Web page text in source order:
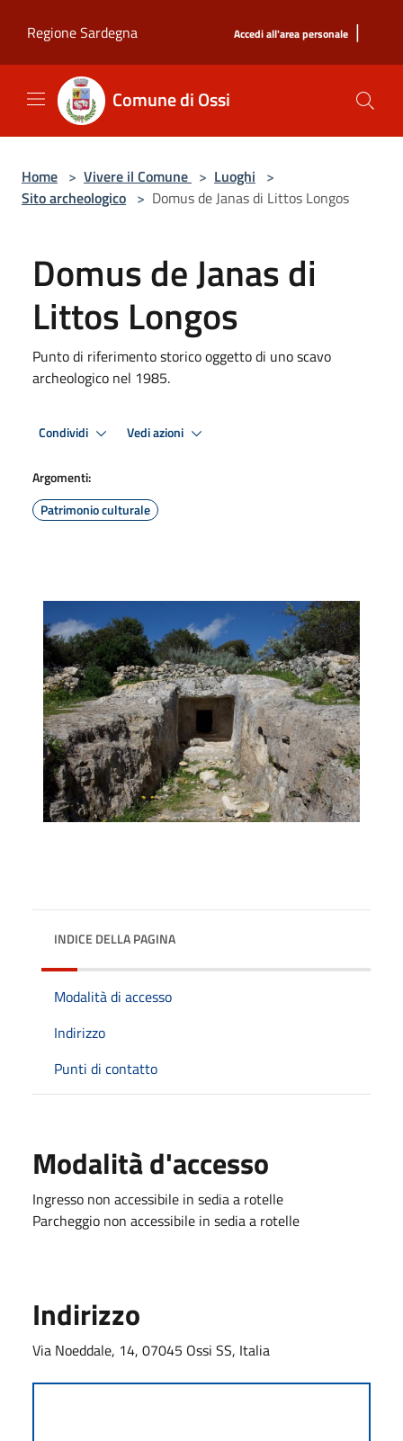
Regione Sardegna
Accedi all'area personale |
Comune di Ossi
Home > Vivere il Comune > Luoghi >
Sito archeologico > Domus de Janas di Littos Longos
Domus de Janas di
Littos Longos
Punto di riferimento storico oggetto di uno scavo
archeologico nel 1985.
Condividi Vedi azioni
Argomenti:
Patrimonio culturale
INDICE DELLA PAGINA
Modalità di accesso
Indirizzo
Punti di contatto
Modalità d'accesso
Ingresso non accessibile in sedia a rotelle
Parcheggio non accessibile in sedia a rotelle
Indirizzo
Via Noeddale, 14, 07045 Ossi SS, Italia